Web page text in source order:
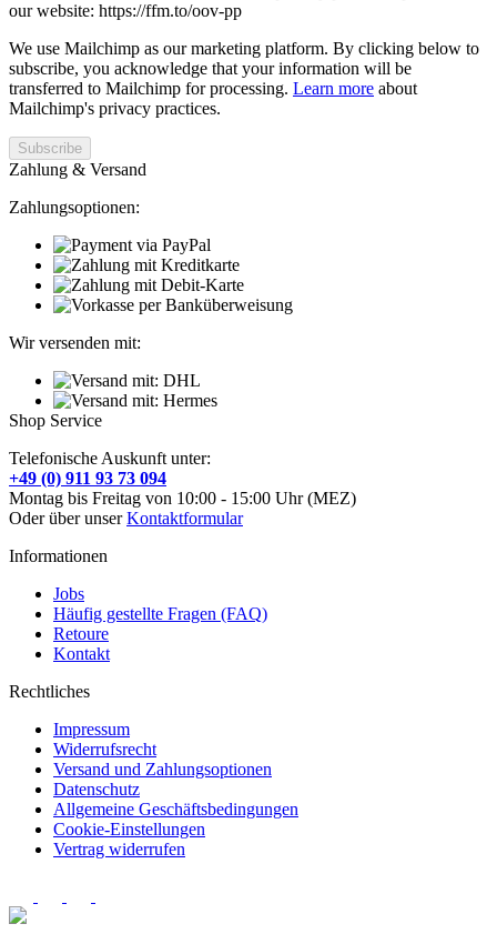
our website: https://ffm.to/oov-pp
We use Mailchimp as our marketing platform. By clicking below to
subscribe, you acknowledge that your information will be
transferred to Mailchimp for processing. Learn more about
Mailchimp's privacy practices.
Zahlung & Versand
Zahlungsoptionen:
Wir versenden mit:
Shop Service
Telefonische Auskunft unter:
+49 (0) 911 93 73 094
Montag bis Freitag von 10:00 - 15:00 Uhr (MEZ)
Oder über unserKontaktformular
Informationen
Jobs
Häufig gestellte Fragen (FAQ)
Retoure
Kontakt
Rechtliches
Impressum
Widerrufsrecht
Versand und Zahlungsoptionen
Datenschutz
Allgemeine Geschäftsbedingungen
Cookie-Einstellungen
Vertrag widerrufen